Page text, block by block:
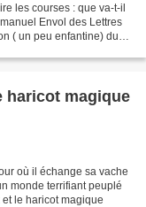
les courses : que va-t-il
Envol des Lettres
( un peu enfantine) du
haricot magique
où il échange sa vache
monde terrifiant peuplé
le haricot magique